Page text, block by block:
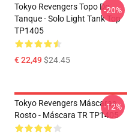
Tokyo Revengers Topo Do
Tanque - Solo Light Tank Top
TP1405
€ 22,49$24.45
-20%
Tokyo Revengers Máscaras
Rosto - Máscara TR TP1405
-12%